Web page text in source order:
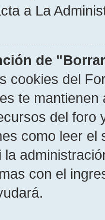
a La
de
cookies del
te
del foro
como leer el
la
con el